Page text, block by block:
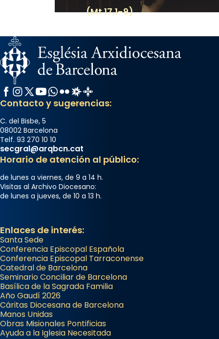
(Mt 17,1-9)
Facebook
Instagram
X / Twitter
YouTube
WhatsApp
FlickrRadio Estel
Catalunya Cristiana
Contacto y sugerencias:
C. del Bisbe, 5
08002 Barcelona
Telf. 93 270 10 10
secgral@arqbcn.cat
Horario de atención al público:
de lunes a viernes, de 9 a 14 h.
Visitas al Archivo Diocesano:
de lunes a jueves, de 10 a 13 h.
Enlaces de interés:
Santa Sede
Conferencia Episcopal Española
Conferencia Episcopal Tarraconense
Catedral de Barcelona
Seminario Conciliar de Barcelona
Basílica de la Sagrada Familia
Año Gaudí 2026
Cáritas Diocesana de Barcelona
Manos Unidas
Obras Misionales Pontificias
Ayuda a la Iglesia Necesitada